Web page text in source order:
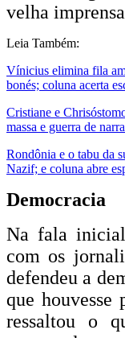
velha
Leia Também:
Vínicius elimina fila
bonés; coluna acerta
Cristiane e
massa e guerra de
Rondônia e o tabu da
Nazif; e coluna abre
Democracia
Na fala
com os
defendeu a
que houvesse
ressaltou o